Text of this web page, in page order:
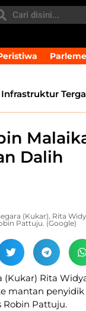
Terganggu
Dalih
(Kukar), Rita
Pattuju. (Google)
Rita
mantan penyidik
Robin Pattuju.